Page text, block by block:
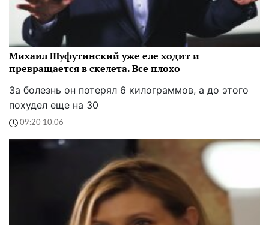
Михаил Шуфутинский уже еле ходит и
превращается в скелета. Все плохо
За болезнь он потерял 6 килограммов, а до этого
похудел еще на 30
09:20 10.06